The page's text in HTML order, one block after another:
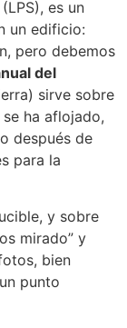
es un
un edificio:
pero debemos
del
sirve sobre
ha aflojado,
después de
para la
y sobre
mirado” y
bien
punto